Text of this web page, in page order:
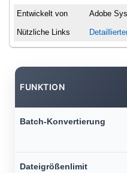
Entwickelt von Adobe
Nützliche Links
FUNKTION
Batch-Konvertierung
Dateigrößenlimit